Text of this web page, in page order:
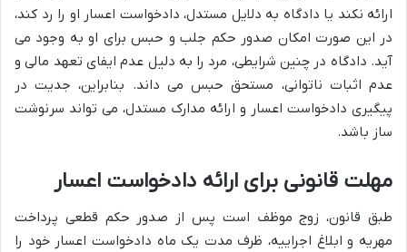
ارائه نکند یا دادگاه به دلایل مستدل، دادخواست اعسار او را رد کند،
در این صورت امکان صدور حکم جلب و حبس برای او به وجود می
آید. دادگاه در چنین شرایطی، مرد را به دلیل عدم ایفای تعهد مالی و
عدم اثبات ناتوانی، مستحق حبس می داند. بنابراین، جدیت در
پیگیری دادخواست اعسار و ارائه مدارک مستدل، می تواند سرنوشت
ساز باشد.
مهلت قانونی برای ارائه دادخواست اعسار
طبق قانون، زوج موظف است پس از صدور حکم قطعی پرداخت
مهریه و ابلاغ اجراییه، ظرف مدت یک ماه دادخواست اعسار خود را